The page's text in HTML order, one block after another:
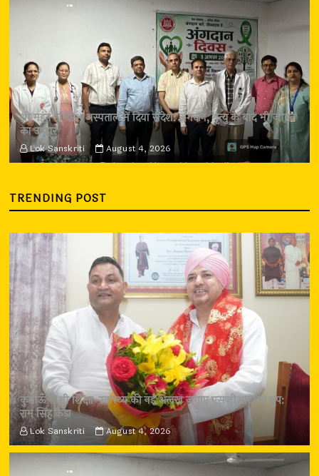
श्री महंत इन्दिरेश अस्पताल में दिया संदेश: अंगदान, मृत्यु के बाद भी जीवन
का उपहार
Lok Sanskriti August 4, 2026
TRENDING POST
कुमाऊँ में भी शिक्षा-स्वास्थ्य की नई अलख जगाए एसजीआरआर ग्रुप:
राम सिंह कैड़ा
Lok Sanskriti August 4, 2026